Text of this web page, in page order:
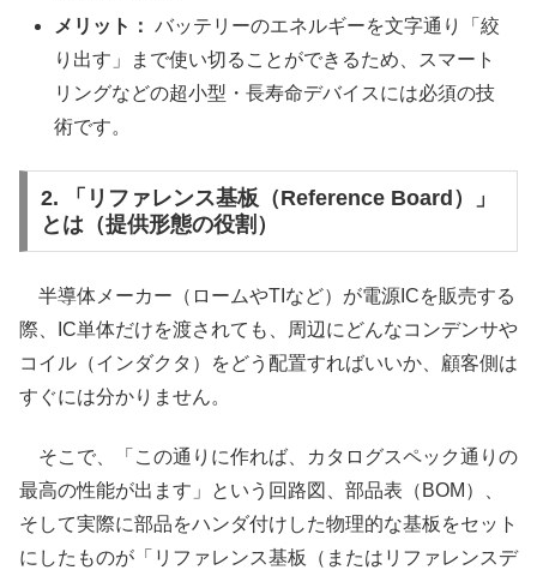
メリット： バッテリーのエネルギーを文字通り「絞
り出す」まで使い切ることができるため、スマート
リングなどの超小型・長寿命デバイスには必須の技
術です。
2. 「リファレンス基板（Reference Board）」
とは（提供形態の役割）
半導体メーカー（ロームやTIなど）が電源ICを販売する
際、IC単体だけを渡されても、周辺にどんなコンデンサや
コイル（インダクタ）をどう配置すればいいか、顧客側は
すぐには分かりません。
そこで、「この通りに作れば、カタログスペック通りの
最高の性能が出ます」という回路図、部品表（BOM）、
そして実際に部品をハンダ付けした物理的な基板をセット
にしたものが「リファレンス基板（またはリファレンスデ